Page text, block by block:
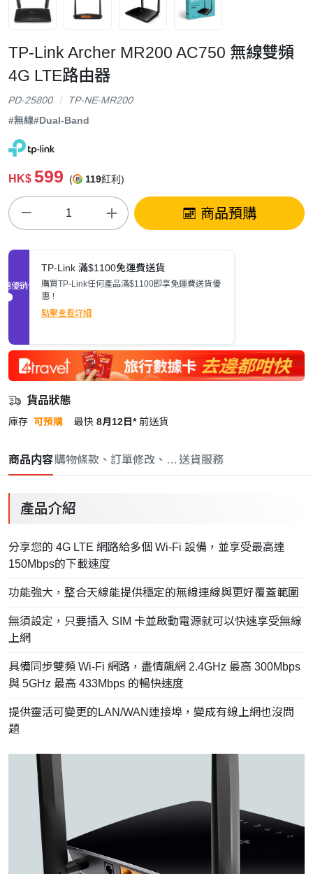
TP-Link Archer MR200 AC750 無線雙頻
4G LTE路由器
PD-25800
TP-NE-MR200
#無線#Dual-Band
HK$ 599 ( 119紅利)
商品預購
促銷優惠
TP-Link 滿$1100免運費送貨
購買TP-Link任何產品滿$1100即享免運費送貨優
惠！
點擊查看詳細
貨品狀態
庫存 可預購 最快 8月12日* 前送貨
商品内容購物條款、訂單修改、取消與退款政策
送貨服務
產品介紹
分享您的 4G LTE 網路給多個 Wi-Fi 設備，並享受最高達
150Mbps的下載速度
功能強大，整合天線能提供穩定的無線連線與更好覆蓋範圍
無須設定，只要插入 SIM 卡並啟動電源就可以快速享受無線
上網
具備同步雙頻 Wi-Fi 網路，盡情飆網 2.4GHz 最高 300Mbps
與 5GHz 最高 433Mbps 的暢快速度
提供靈活可變更的LAN/WAN連接埠，變成有線上網也沒問
題